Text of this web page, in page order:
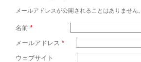
メールアドレスが公開されることはありません。
名前 *
メールアドレス *
ウェブサイト